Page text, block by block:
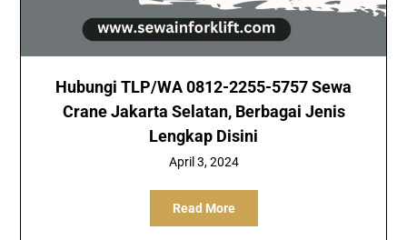
Hubungi TLP/WA 0812-2255-5757 Sewa
Crane Jakarta Selatan, Berbagai Jenis
Lengkap Disini
April 3, 2024
Read More